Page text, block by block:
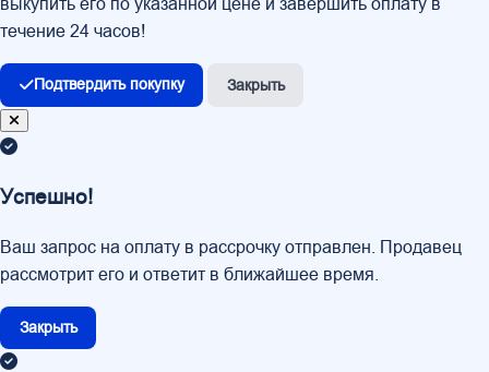
течение 24 часов!
Подтвердить покупку Закрыть
Успешно!
Ваш запрос на оплату в рассрочку отправлен. Продавец
рассмотрит его и ответит в ближайшее время.
Закрыть